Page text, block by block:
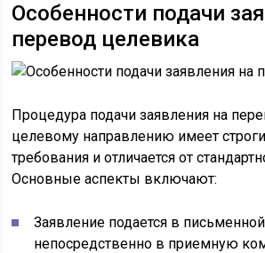
Особенности подачи
перевод целевика
Процедура подачи заявления на
целевому направлению имеет
требования и отличается от
Основные аспекты включают:
Заявление подается в
непосредственно в приемную